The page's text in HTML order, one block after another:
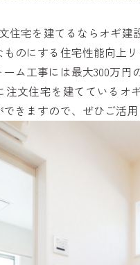
住宅を建てるならオギ建
のにする住宅性能向上
ム工事には最大300万円
注文住宅を建てているオ
きますので、ぜひご活用